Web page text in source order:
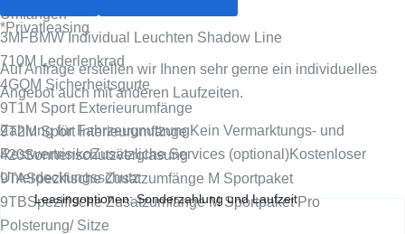
Umfängen
3MF BMW Individual Leuchten Shadow Line
710M Lederlenkrad
4GQM Sicherheitsgurte
9T1M Sport Exterieurumfänge
9T2M Sport Interieurumfänge
420Sonnenschutzverglasung
9TASpezifische Zusatzumfänge M Sportpaket
9TBSpezifische Zusatzumfänge M Sportpaket Pro
Polsterung/ Sitze
*Privatleasing
Auf Anfrage erstellen wir Ihnen sehr gerne ein individuelles
Angebot auch mit anderen Laufzeiten.
Zahlung für Fahrzeugnutzung Kein Vermarktungs- und
RestwertrisikoZusätzliche Services (optional)Kostenloser
Unterdeckungsschutz
Leasingoptionen: Sonderzahlung und Laufzeit